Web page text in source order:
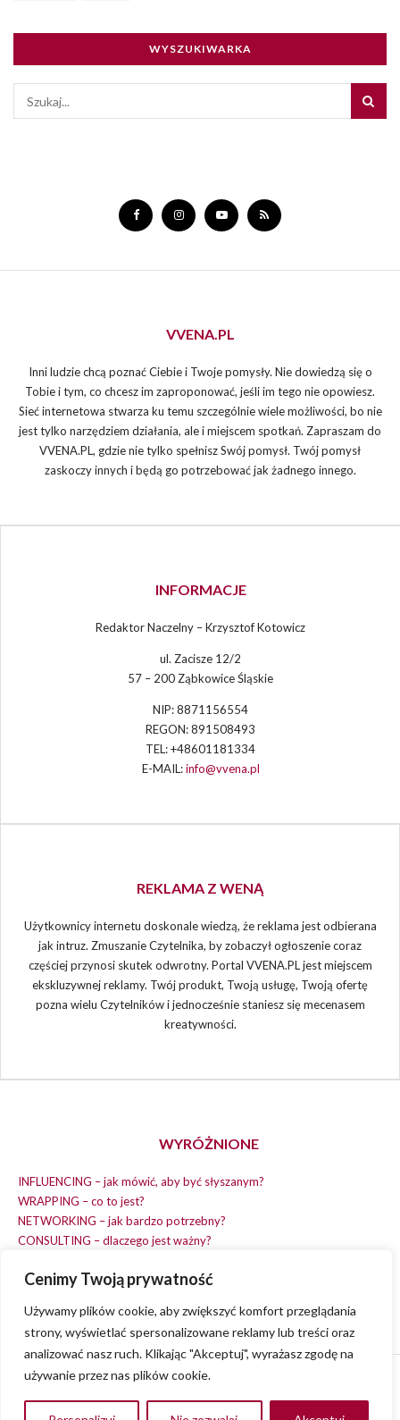
Cenimy Twoją prywatność
Używamy plików cookie, aby zwiększyć komfort przeglądania
strony, wyświetlać spersonalizowane reklamy lub treści oraz
analizować nasz ruch. Klikając "Akceptuj", wyrażasz zgodę na
używanie przez nas plików cookie.
WYSZUKIWARKA
VVENA.PL
Inni ludzie chcą poznać Ciebie i Twoje pomysły. Nie dowiedzą się o
Tobie i tym, co chcesz im zaproponować, jeśli im tego nie opowiesz.
Sieć internetowa stwarza ku temu szczególnie wiele możliwości, bo nie
jest tylko narzędziem działania, ale i miejscem spotkań. Zapraszam do
VVENA.PL, gdzie nie tylko spełnisz Swój pomysł. Twój pomysł
zaskoczy innych i będą go potrzebować jak żadnego innego.
INFORMACJE
Redaktor Naczelny – Krzysztof Kotowicz
ul. Zacisze 12/2
57 – 200 Ząbkowice Śląskie
NIP: 8871156554
REGON: 891508493
TEL: +48601181334
E-MAIL:info@vvena.pl
REKLAMA Z WENĄ
Użytkownicy internetu doskonale wiedzą, że reklama jest odbierana
jak intruz. Zmuszanie Czytelnika, by zobaczył ogłoszenie coraz
częściej przynosi skutek odwrotny. Portal VVENA.PL jest miejscem
ekskluzywnej reklamy. Twój produkt, Twoją usługę, Twoją ofertę
pozna wielu Czytelników i jednocześnie staniesz się mecenasem
kreatywności.
WYRÓŻNIONE
INFLUENCING – jak mówić, aby być słyszanym?
WRAPPING – co to jest?
NETWORKING – jak bardzo potrzebny?
CONSULTING – dlaczego jest ważny?
EARNING – jak zarobić na dobrym pomyśle?
Polityka Prywatności